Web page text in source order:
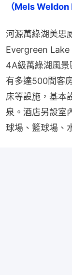
（Mels
河源萬綠湖美思
Evergreen Lake
4A級萬綠湖風
有多達500間客
床等設施，基本
泉。酒店另設室
球場、籃球場、